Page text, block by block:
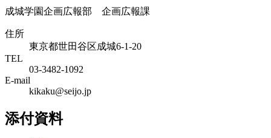
成城学園企画広報部 企画広報課
住所
東京都世田谷区成城6-1-20
TEL
03-3482-1092
E-mail
kikaku@seijo.jp
添付資料